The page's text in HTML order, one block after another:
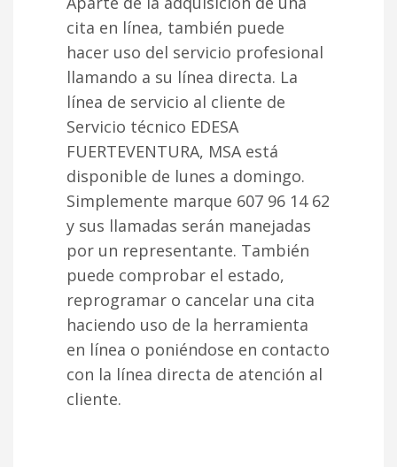
cita en línea, también puede
hacer uso del servicio profesional
llamando a su línea directa. La
línea de servicio al cliente de
Servicio técnico EDESA
FUERTEVENTURA, MSA está
disponible de lunes a domingo.
Simplemente marque 607 96 14 62
y sus llamadas serán manejadas
por un representante. También
puede comprobar el estado,
reprogramar o cancelar una cita
haciendo uso de la herramienta
en línea o poniéndose en contacto
con la línea directa de atención al
cliente.